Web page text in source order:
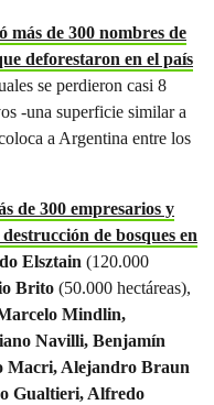
más de 300 nombres de
deforestaron en el país
se perdieron casi 8
-una superficie similar a
a Argentina entre los
de 300 empresarios y
de bosques en
Elsztain (120.000
Brito (50.000 hectáreas),
Mindlin,
Navilli, Benjamín
Macri, Alejandro Braun
Gualtieri, Alfredo